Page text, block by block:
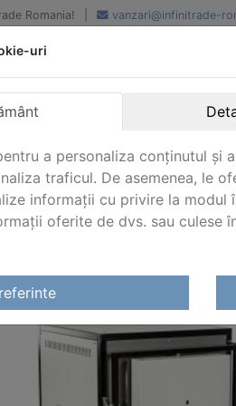
Romania! vanzari@infinitrade-
renume
National si international
calcinare
uri
a personaliza conținutul și
traficul. De asemenea, le
informații cu privire la
oferite de dvs. sau culese